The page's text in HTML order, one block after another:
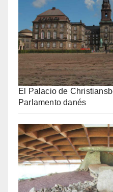
El Palacio de
Parlamento danés